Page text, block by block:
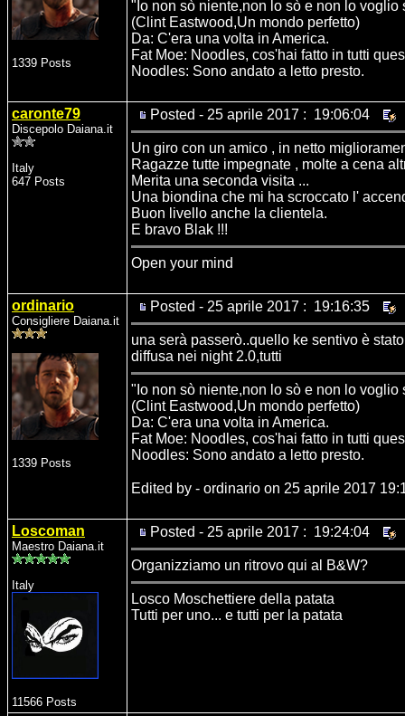
1339 Posts
"Io non sò niente,non lo sò e non lo voglio
(Clint Eastwood,Un mondo perfetto)
Da: C'era una volta in America.
Fat Moe: Noodles, cos'hai fatto in tutti
Noodles: Sono andato a letto presto.
caronte79
Discepolo Daiana.it
Italy
647 Posts
Posted - 25 aprile 2017 : 19:06:04
Un giro con un amico , in netto
Ragazze tutte impegnate , molte a cena
Merita una seconda visita ...
Una biondina che mi ha scroccato l'
Buon livello anche la clientela.
E bravo Blak !!!
Open your mind
ordinario
Consigliere Daiana.it
1339 Posts
Posted - 25 aprile 2017 : 19:16:35
una serà passerò..quello ke sentivo è
diffusa nei night 2.0,tutti
"Io non sò niente,non lo sò e non lo voglio
(Clint Eastwood,Un mondo perfetto)
Da: C'era una volta in America.
Fat Moe: Noodles, cos'hai fatto in tutti
Noodles: Sono andato a letto presto.
Edited by - ordinario on 25 aprile 2017
Loscoman
Maestro Daiana.it
Italy
11566 Posts
Posted - 25 aprile 2017 : 19:24:04
Organizziamo un ritrovo qui al B&W?
Losco Moschettiere della patata
Tutti per uno... e tutti per la patata